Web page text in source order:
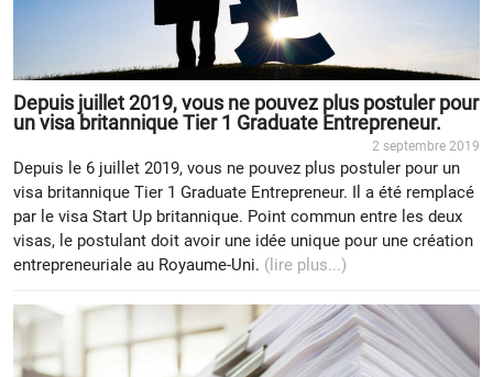
Depuis juillet 2019, vous ne pouvez plus postuler pour
un visa britannique Tier 1 Graduate Entrepreneur.
2 septembre 2019
Depuis le 6 juillet 2019, vous ne pouvez plus postuler pour un
visa britannique Tier 1 Graduate Entrepreneur. Il a été remplacé
par le visa Start Up britannique. Point commun entre les deux
visas, le postulant doit avoir une idée unique pour une création
entrepreneuriale au Royaume-Uni. (lire plus...)